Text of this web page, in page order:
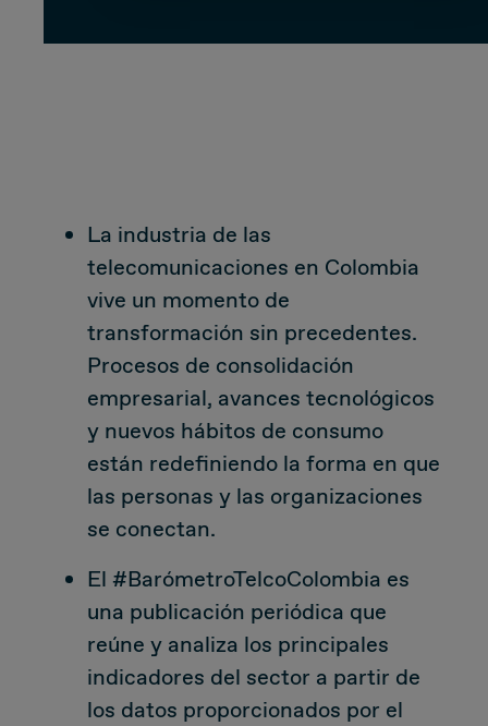
Sales Strategy
Customer Management Strategy
DEAL & STRATEGY
Due Diligence
Carve-out
Post Merger Integration
Business Strategy
La industria de las
telecomunicaciones en Colombia
vive un momento de
transformación sin precedentes.
Procesos de consolidación
empresarial, avances tecnológicos
y nuevos hábitos de consumo
están redefiniendo la forma en que
las personas y las organizaciones
se conectan.
El #BarómetroTelcoColombia es
una publicación periódica que
reúne y analiza los principales
indicadores del sector a partir de
los datos proporcionados por el